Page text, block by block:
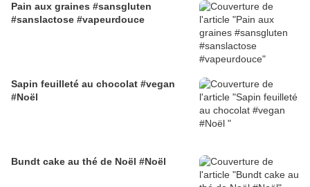
Pain aux graines #sansgluten
#sanslactose #vapeurdouce
Sapin feuilleté au chocolat #vegan
#Noël
Bundt cake au thé de Noël #Noël